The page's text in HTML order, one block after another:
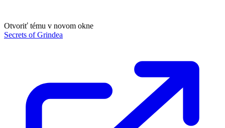
Otvoriť tému v novom okne
Secrets of Grindea